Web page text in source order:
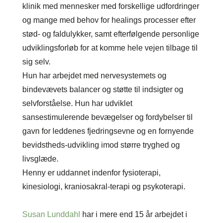
klinik med mennesker med forskellige udfordringer
og mange med behov for healings processer efter
stød- og faldulykker, samt efterfølgende personlige
udviklingsforløb for at komme hele vejen tilbage til
sig selv.
Hun har arbejdet med nervesystemets og
bindevævets balancer og støtte til indsigter og
selvforståelse. Hun har udviklet
sansestimulerende bevægelser og fordybelser til
gavn for leddenes fjedringsevne og en fornyende
bevidstheds-udvikling imod større tryghed og
livsglæde.
Henny er uddannet indenfor fysioterapi,
kinesiologi, kraniosakral-terapi og psykoterapi.
Susan Lunddahl
har i mere end 15 år arbejdet i